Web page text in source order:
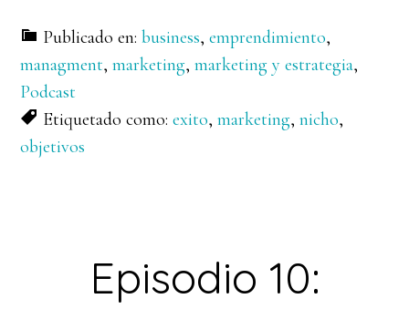
Publicado en:business,emprendimiento,
managment,marketing,marketing y estrategia,
Podcast
Etiquetado como:exito,marketing,nicho,
objetivos
Episodio 10: